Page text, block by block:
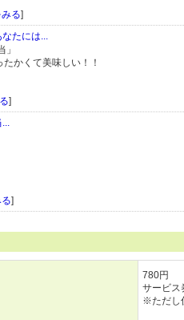
る]
たには...
かくて美味しい！！
]
...
]
780円
サービス
※ただし